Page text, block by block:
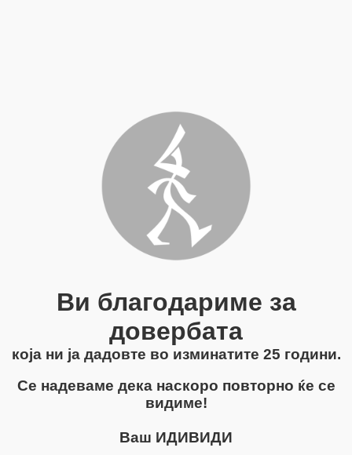
Ви благодариме за
довербата
која ни ја дадовте во изминатите 25 години.
Се надеваме дека наскоро повторно ќе се
видиме!
Ваш ИДИВИДИ